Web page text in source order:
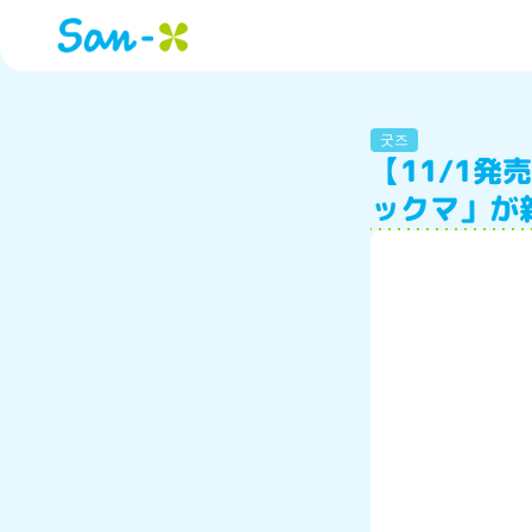
굿즈
【11/1発
ックマ」が